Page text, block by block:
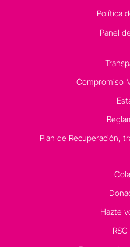
Política
Panel
Compromiso
Plan de Recuperación,
Hazte
RSC